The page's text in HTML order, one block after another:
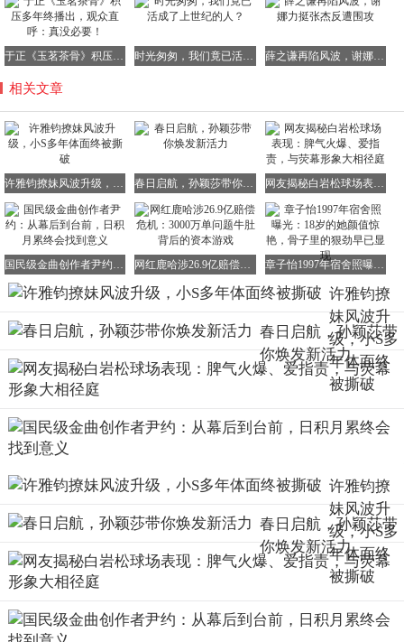
这位女粉丝随即将聊天记录和照片截图转发至大S的粉丝
群，一边炫耀自己被许雅钧私信，一边请求群友帮忙鉴定真
假。
就这样，那张本应深埋心底的葬礼私密照，一夜之间在网络
上疯传。
消息曝光后，舆论哗然。
网友们的愤怒如潮水般涌来：“消费逝者”、“毫无底
线”、“不配做小S的丈夫”……
面对巨大的舆论压力，许雅钧反应迅速。
接着，通过小S的经纪人发表声明，称自己联系粉丝是出
于“光明正大的感谢”。
他解释发照片只是为了证明身份，并强调已将粉丝和小S的
声明语气坦然，甚至带有几分理直气壮。
然而，有一点他始终未提。
那张本应永远留在家人记忆深处的葬礼私密照，究竟是否有
资格被当作“自证身份”的筹码，在与一个陌生女粉丝的聊天
于正《玉茗茶骨》积压多年终播出，观众直呼：真没必要！ 时光匆匆，我们竟已活成了上世纪的人？ 薛之谦再陷风波，谢娜力挺张杰反遭围攻
相关文章
许雅钧撩妹风波升级，小S多年体面终被撕破 春日启航，孙颖莎带你焕发新活力 网友揭秘白岩松球场表现：脾气火爆、爱指责，与荧幕形象大相径庭
国民级金曲创作者尹约：从幕后到台前，日积月累终会找到意义 网红鹿哈涉26.9亿赔偿危机：3000万单问题牛肚背后的资本游戏 章子怡1997年宿舍照曝光：18岁的她颜值惊艳，骨子里的狠劲早已显现
许雅钧撩
妹风波升
级，小S多
年体面终
被撕破
春日启航，孙颖莎带
你焕发新活力
许雅钧撩
妹风波升
级，小S多
年体面终
被撕破
春日启航，孙颖莎带
你焕发新活力